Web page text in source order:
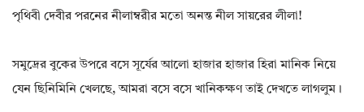
পৃথিবী দেবীর পরনের নীলাম্বরীর মতো অনন্ত নীল সায়রের লীলা!
সমুদ্রের বুকের উপরে বসে সূর্যের আলো হাজার হাজার হিরা মানিক নিয়ে
যেন ছিনিমিনি খেলছে, আমরা বসে বসে খানিকক্ষণ তাই দেখতে লাগলুম।